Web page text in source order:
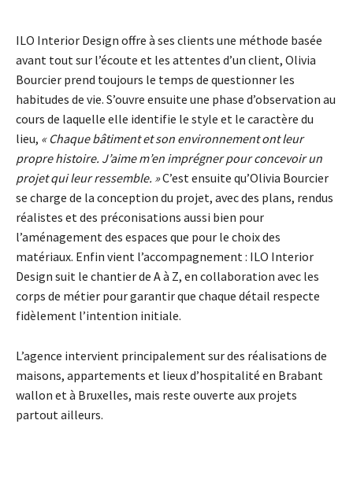
ILO Interior Design offre à ses clients une méthode basée
avant tout sur l’écoute et les attentes d’un client, Olivia
Bourcier prend toujours le temps de questionner les
habitudes de vie. S’ouvre ensuite une phase d’observation au
cours de laquelle elle identifie le style et le caractère du
lieu, « Chaque bâtiment et son environnement ont leur
propre histoire. J’aime m’en imprégner pour concevoir un
projet qui leur ressemble. »C’est ensuite qu’Olivia Bourcier
se charge de la conception du projet, avec des plans, rendus
réalistes et des préconisations aussi bien pour
l’aménagement des espaces que pour le choix des
matériaux. Enfin vient l’accompagnement : ILO Interior
Design suit le chantier de A à Z, en collaboration avec les
corps de métier pour garantir que chaque détail respecte
fidèlement l’intention initiale.
L’agence intervient principalement sur des réalisations de
maisons, appartements et lieux d’hospitalité en Brabant
wallon et à Bruxelles, mais reste ouverte aux projets
partout ailleurs.